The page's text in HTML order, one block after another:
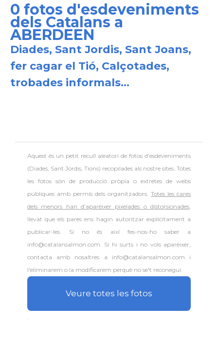
0 fotos d'esdeveniments
dels Catalans a
ABERDEEN
Diades, Sant Jordis, Sant Joans,
fer cagar el Tió, Calçotades,
trobades informals...
Aquest és un petit recull aleatori defotos d'esdeveniments
(Diades, Sant Jordis, Tions) recopilades als nostre sites. Totes
les fotos són de producció pròpia o extretes de webs
públiques amb permís dels organitzadors.Totes les cares
dels menors han d'aparèixer pixelades o distorsionades,
llevat que els pares ens hagin autoritzar explícitament a
publicar-les. Si no és així fes-nos-ho saber a
info@catalansalmon.com. Si hi surts i no vols aparèixer,
contacta amb nosaltres a info@catalansalmon.com i
l'eliminarem o la modificarem perquè no se't reconegui.
Veure totes les fotos